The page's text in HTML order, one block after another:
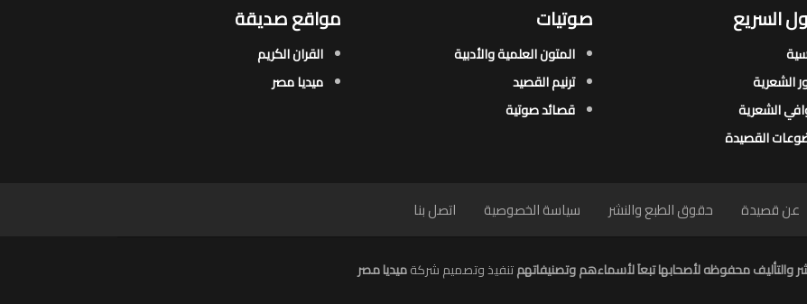
السريع
الشعرية​
الشعرية​
القصيدة​
صوتيات
المتون العلمية والأدبية
ترنيم القصيد
قصائد صوتية
مواقع صديقة
القران الكريم
ميديا مصر
عن قصيدة حقوق الطبع والنشر سياسة الخصوصية اتصل بنا
والتأليف محفوظه لأصحابها تبعاَ لأسماءهم وتصنيفاتهمتنفيذ وتصميم شركةميديا مصر